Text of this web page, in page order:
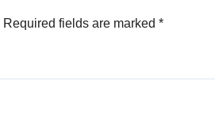
Required fields are marked *